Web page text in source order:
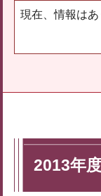
現在、情報はあ
2013年